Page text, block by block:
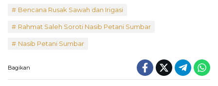
Bencana Rusak Sawah dan Irigasi
Rahmat Saleh Soroti Nasib Petani Sumbar
Nasib Petani Sumbar
Bagikan